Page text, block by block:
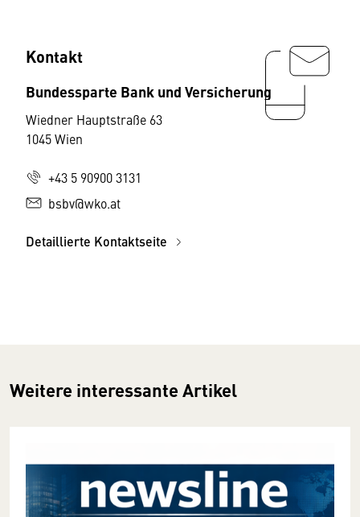
Kontakt
Bundessparte Bank und Versicherung
Wiedner Hauptstraße 63
1045 Wien
+43 5 90900 3131
bsbv@wko.at
Detaillierte Kontaktseite
Weitere interessante Artikel